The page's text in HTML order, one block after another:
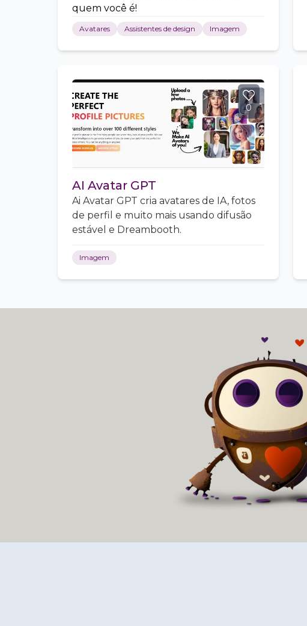
quem você é!
Avatares Assistentes de design Imagem
0
AI Avatar GPT
Ai Avatar GPT cria avatares de IA, fotos
de perfil e muito mais usando difusão
estável e Dreambooth.
Imagem